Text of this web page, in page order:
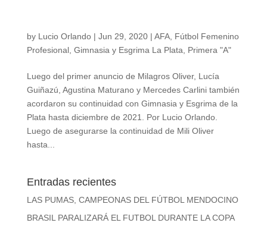
by Lucio Orlando| Jun 29, 2020| AFA, Fútbol Femenino
Profesional, Gimnasia y Esgrima La Plata Primera "A"
Luego del primer anuncio de Milagros Oliver, Lucía
Guiñazú, Agustina Maturano y Mercedes Carlini también
acordaron su continuidad con Gimnasia y Esgrima de la
Plata hasta diciembre de 2021. Por Lucio Orlando.
Luego de asegurarse la continuidad de Mili Oliver
hasta...
Entradas recientes
LAS PUMAS, CAMPEONAS DEL FÚTBOL MENDOCINO
BRASIL PARALIZARÁ EL FUTBOL DURANTE LA COPA